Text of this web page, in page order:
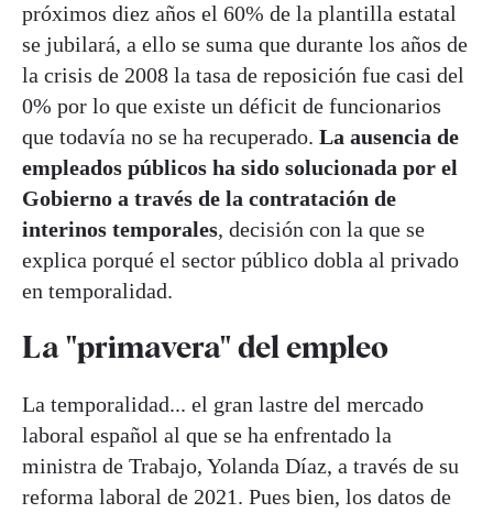
próximos diez años el 60% de la plantilla estatal
se jubilará, a ello se suma que durante los años de
la crisis de 2008 la tasa de reposición fue casi del
0% por lo que existe un déficit de funcionarios
que todavía no se ha recuperado. La ausencia de
empleados públicos ha sido solucionada por el
Gobierno a través de la contratación de
interinos temporales, decisión con la que se
explica porqué el sector público dobla al privado
en temporalidad.
La "primavera" del empleo
La temporalidad... el gran lastre del mercado
laboral español al que se ha enfrentado la
ministra de Trabajo, Yolanda Díaz, a través de su
reforma laboral de 2021. Pues bien, los datos de